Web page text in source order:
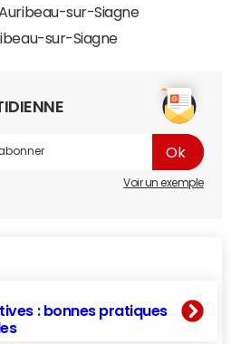
sur-Siagne
sur-Siagne
Voir un exemple
: bonnes pratiques